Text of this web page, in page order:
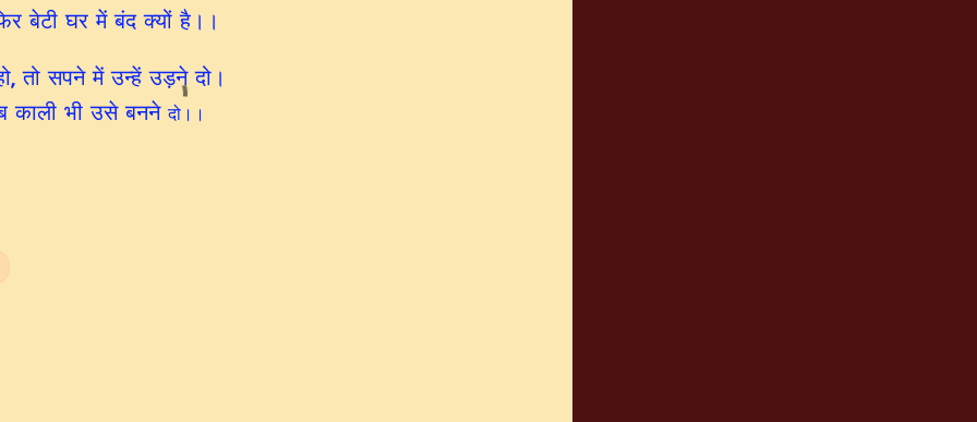
बेटी घर में बंद क्यों है।।
तो सपने में उन्हें उड़ने दो।
काली भी उसे बननेदो।।